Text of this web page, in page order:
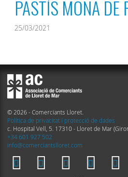
PASTÍS MONA DE
25/03/2021
© 2026 - Comerciants Lloret.
Política de privacitat i protecció de dades
c. Hospital Vell, 5. 17310 - Lloret de Mar
+34 601 927 502
info@comerciantslloret.com